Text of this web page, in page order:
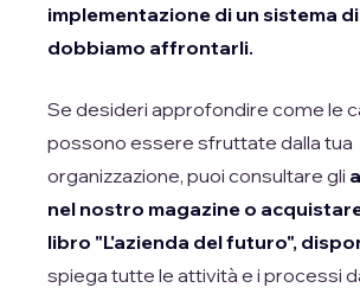
implementazione di un sistema
dobbiamo affrontarli.
Se desideri approfondire come le
possono essere sfruttate dalla tua
organizzazione, puoi consultare gli
nel nostro magazine o
libro "L'azienda del futuro",
spiega tutte le attività e i processi